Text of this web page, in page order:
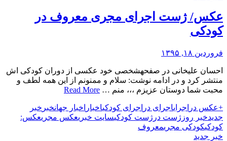
عکس/ ژست اجرای مجری معروف در
کودکی
فروردین ۱۸, ۱۳۹۵
احسان علیخانی در صفحهشخصی خود عکسی از دوران کودکی اش
منتشر کرد و در ادامه نوشت: سلام و ممنونم از این همه لطف و
محبت شما دوستان عزیزم ،،، منم … Read More
+عکس در اجرایاجرای در اجرای کودکیاخبار اخبار جهانخبر خبر
جدیدخبر روز ژست در ژست کودکیسایت خبریعکس مجریعکس:
کودکیکودکی مجریمعروف
خبر جدید